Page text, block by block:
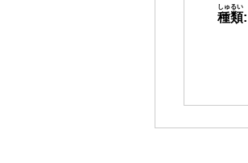
種類
しゅるい
: